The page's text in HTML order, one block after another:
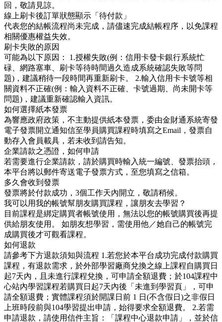
回，敬請見諒。
線上刷卡後訂單狀態顯示「待付款」
代表您的結帳流程尚未完成，請儘速完成結帳程序，以免課程
相關優惠權益失效。
刷卡失敗的原因
可能為以下原因： 1.授權失敗(例：信用卡發卡銀行系統忙
碌、網路塞車、刷卡等待時間過久造成系統確認失敗等問
題)，建議稍待一段時間再重新刷卡。 2.輸入信用卡卡號等相
關資料不正確(例：輸入資料不正確、卡號過期、尚未開卡等
問題)，建議重新確認輸入資訊。
如何選擇紙本發票
為響應政府政策，不主動提供紙本發票，委由金財通系統寄發
電子發票開立通知信至學員購買課程時填寫之Email，發票自
動存入會員載具，若未收到請告知。
企業請款之憑證，如何申請
若需要進行企業請款，請於購買時輸入統一編號、發票抬頭，
本平台將以郵件寄送電子發票方式，至您填寫之信箱。
多久會收到發票
發票將於付款成功，3個工作天內開立，敬請稍候。
我可以用我的帳號幫朋友購買課程，讓朋友去學習？
目前課程是綁定購買者帳號使用，無法以您的帳號購買後再提
供給朋友使用。 如朋友想學習，需使用他／她自己的帳號完
成購買後才可觀看課程。
如何退款
請參考下方退款須知與流程 1.若您於本平台成功完成付款購買
課程，有退款需求，於外部學習廠商兌換之線上課程自購買日
起7天內，且未進行課程兌換，可申請全額退費；於104課程中
心站內學習課程若購買日起7天內後「未進到學習頁」，可申
請全額退費；實體課程須於開課日前 1 日(不含假日)之非假日
上班時段前與104學習提出申請，始得要求全額退費。 2.若需
申請退款，請使用信件主旨：「課程中心退款申請」，並於信